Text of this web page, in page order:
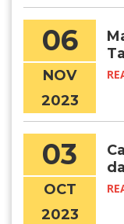
06
NOV
2023
03
OCT
2023